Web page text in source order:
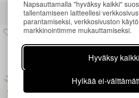
Napsauttamalla "hyväksy kaikki"
tallentamiseen laitteellesi
parantamiseksi, verkkosivuston
markkinointimme mukauttamiseksi.
Hyväksy kaikki
Hylkää ei-
Muiden katsomia